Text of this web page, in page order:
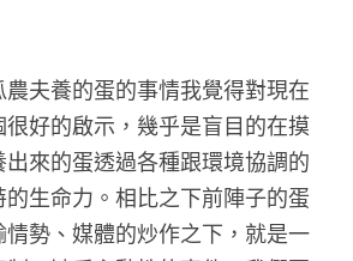
夫養的蛋的事情我覺得對現在
好的啟示，幾乎是盲目的在摸
來的蛋透過各種跟環境協調的
生命力。相比之下前陣子的蛋
勢、媒體的炒作之下，就是一